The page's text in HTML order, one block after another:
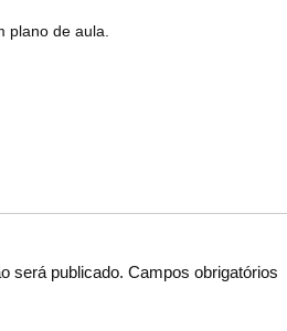
plano de aula.
será publicado. Campos obrigatórios